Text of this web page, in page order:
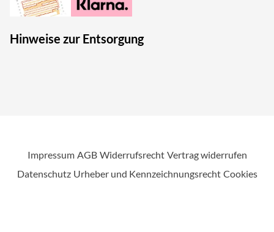
Hinweise zur Entsorgung
Impressum AGB Widerrufsrecht Vertrag widerrufen
Datenschutz Urheber und Kennzeichnungsrecht Cookies